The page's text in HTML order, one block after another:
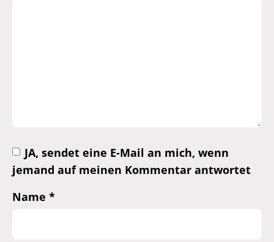
JA, sendet eine E-Mail an mich, wenn
jemand auf meinen Kommentar antwortet
Name *